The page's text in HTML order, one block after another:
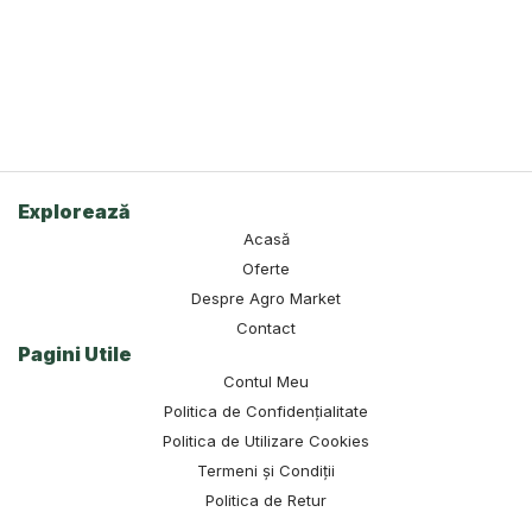
Explorează
Acasă
Oferte
Despre Agro Market
Contact
Pagini Utile
Contul Meu
Politica de Confidențialitate
Politica de Utilizare Cookies
Termeni și Condiții
Politica de Retur